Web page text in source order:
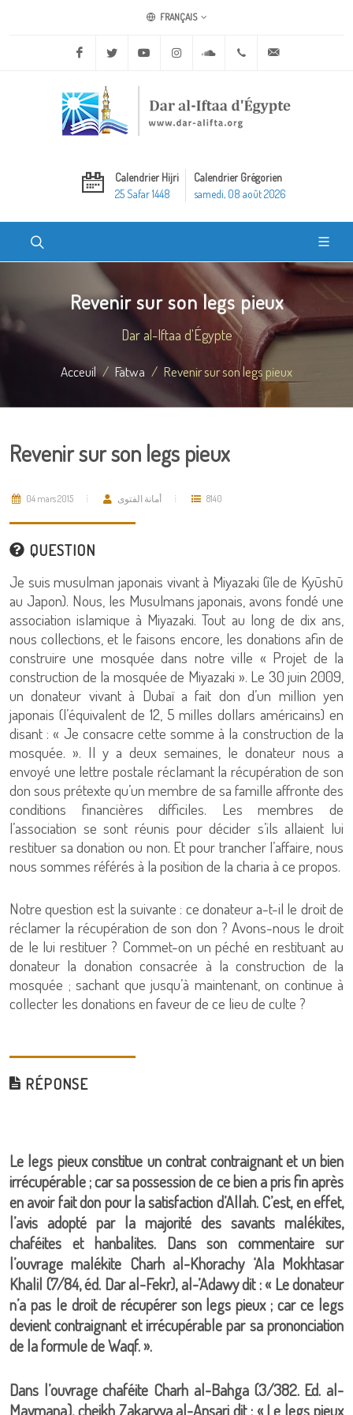
FRANÇAIS
Facebook Twitter Youtube Instagram Soundcloud+20 2 25970400
Calendrier Hijri
25 Safar 1448
Calendrier Grégorien
samedi, 08 août 2026
Revenir sur son legs pieux
Dar al-Iftaa d'Égypte
Acceuil Fatwa Revenir sur son legs pieux
Revenir sur son legs pieux
04 mars 2015 أمانة الفتوى 8140
QUESTION
Je suis musulman japonais vivant à Miyazaki (île de Kyūshū
au Japon). Nous, les Musulmans japonais, avons fondé une
association islamique à Miyazaki. Tout au long de dix ans,
nous collections, et le faisons encore, les donations afin de
construire une mosquée dans notre ville « Projet de la
construction de la mosquée de Miyazaki ». Le 30 juin 2009,
un donateur vivant à Dubaï a fait don d’un million yen
japonais (l’équivalent de 12, 5 milles dollars américains) en
disant : « Je consacre cette somme à la construction de la
mosquée. ». Il y a deux semaines, le donateur nous a
envoyé une lettre postale réclamant la récupération de son
don sous prétexte qu’un membre de sa famille affronte des
conditions financières difficiles. Les membres de
l’association se sont réunis pour décider s’ils allaient lui
restituer sa donation ou non. Et pour trancher l’affaire, nous
nous sommes référés à la position de la charia à ce propos.
Notre question est la suivante : ce donateur a-t-il le droit de
réclamer la récupération de son don ? Avons-nous le droit
de le lui restituer ? Commet-on un péché en restituant au
donateur la donation consacrée à la construction de la
mosquée ; sachant que jusqu’à maintenant, on continue à
collecter les donations en faveur de ce lieu de culte ?
RÉPONSE
Le legs pieux constitue un contrat contraignant et un bien
irrécupérable ; car sa possession de ce bien a pris fin après
en avoir fait don pour la satisfaction d’Allah. C’est, en effet,
l’avis adopté par la majorité des savants malékites,
chaféites et hanbalites. Dans son commentaire sur
l’ouvrage malékite Charh al-Khorachy ‘Ala Mokhtasar
Khalil (7/84, éd. Dar al-Fekr), al-’Adawy dit : « Le donateur
n’a pas le droit de récupérer son legs pieux ; car ce legs
devient contraignant et irrécupérable par sa prononciation
de la formule de Waqf. ».
Dans l’ouvrage chaféite Charh al-Bahga (3/382. Ed. al-
Maymana), cheikh Zakaryya al-Ansari dit : « Le legs pieux